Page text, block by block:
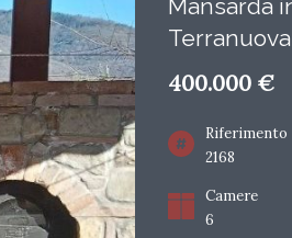
Mansarda
400.000 €
Riferimento
2168
Camere
6